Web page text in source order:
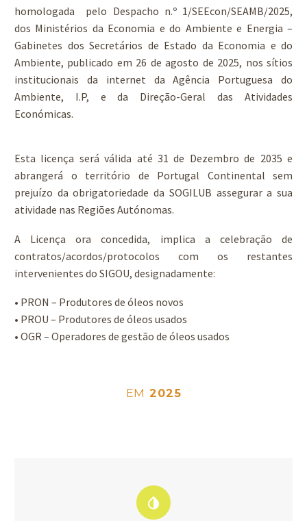
homologada pelo Despacho n.º 1/SEEcon/SEAMB/2025,
dos Ministérios da Economia e do Ambiente e Energia –
Gabinetes dos Secretários de Estado da Economia e do
Ambiente, publicado em 26 de agosto de 2025, nos sítios
institucionais da internet da Agência Portuguesa do
Ambiente, I.P, e da Direção-Geral das Atividades
Económicas.
Esta licença será válida até 31 de Dezembro de 2035 e
abrangerá o território de Portugal Continental sem
prejuízo da obrigatoriedade da SOGILUB assegurar a sua
atividade nas Regiões Autónomas.
A Licença ora concedida, implica a celebração de
contratos/acordos/protocolos com os restantes
intervenientes do SIGOU, designadamente:
• PRON – Produtores de óleos novos
• PROU – Produtores de óleos usados
• OGR – Operadores de gestão de óleos usados
EM 2025

